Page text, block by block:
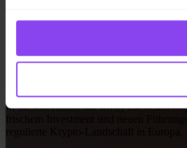
Gemeinsam wachsen:
neue Chancen und ein
In diesem Herbst hat Invity ein neues
regulierte Krypto-Landschaft in Europa.